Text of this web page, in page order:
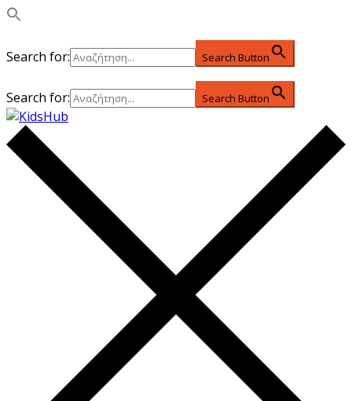
Search for: Search Button
Search for: Search Button